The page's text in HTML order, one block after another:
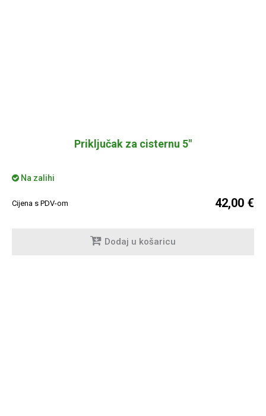
Priključak za cisternu 5"
Na zalihi
Cijena s PDV-om 42,00 €
Dodaj u košaricu